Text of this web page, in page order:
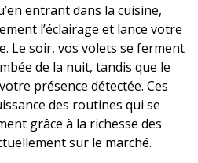
entrant dans la cuisine,
l’éclairage et lance votre
Le soir, vos volets se ferment
de la nuit, tandis que le
présence détectée. Ces
des routines qui se
grâce à la richesse des
sur le marché.